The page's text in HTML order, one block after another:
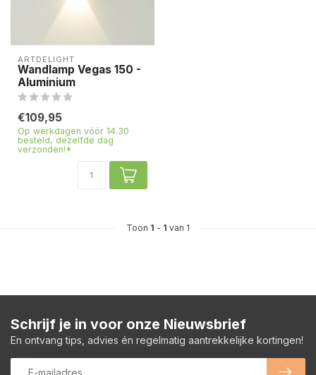
ARTDELIGHT
Wandlamp Vegas 150 -
Aluminium
€109,95
Op werkdagen vóór 14.30
besteld, dezelfde dag
verzonden!*
Toon 1 - 1 van 1
Schrijf je in voor onze Nieuwsbrief
En ontvang tips, advies én regelmatig aantrekkelijke kortingen!